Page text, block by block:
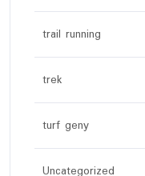
trail running
trek
turf geny
Uncategorized